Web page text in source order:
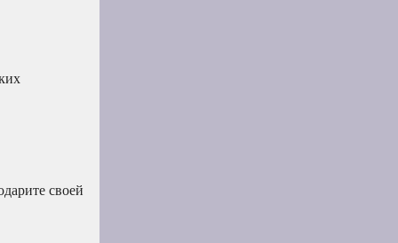
своей